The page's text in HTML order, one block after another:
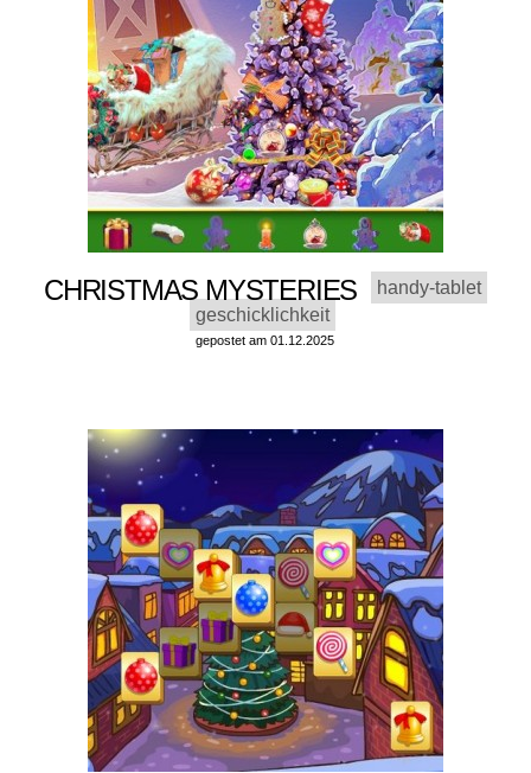
CHRISTMAS MYSTERIES
handy-tablet
geschicklichkeit
gepostet am 01.12.2025